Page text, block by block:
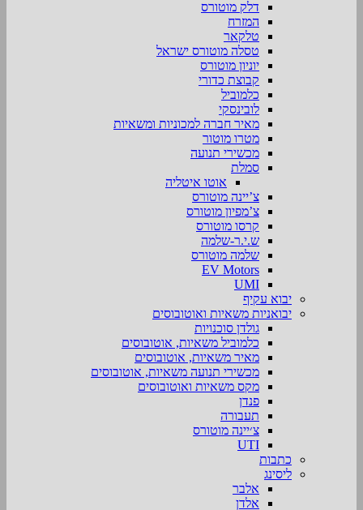
דלק מוטורס
המזרח
טלקאר
טסלה מוטורס ישראל
יוניון מוטורס
קבוצת כדורי
כלמוביל
לובינסקי
מאיר חברה למכוניות ומשאיות
מטרו מוטור
מכשירי תנועה
סמלת
אוטו איטליה
צ’יינה מוטורס
צ’מפיון מוטורס
קרסו מוטורס
ש.י.ר-שלמה
שלמה מוטורס
EV Motors
UMI
יבוא עקיף
יבואניות משאיות ואוטובוסים
גולדן סוכנויות
כלמוביל משאיות, אוטובוסים
מאיר משאיות, אוטובוסים
מכשירי תנועה משאיות, אוטובוסים
מקס משאיות ואוטובוסים
פנדן
תעבורה
צ׳יינה מוטורס
UTI
כתבות
ליסינג
אלבר
אלדן